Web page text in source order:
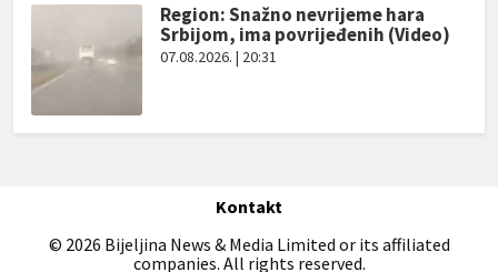
Region: Snažno nevrijeme hara
Srbijom, ima povrijeđenih (Video)
07.08.2026. | 20:31
Kontakt
© 2026 Bijeljina News & Media Limited or its affiliated
companies. All rights reserved.